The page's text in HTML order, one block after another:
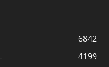
6842
4199